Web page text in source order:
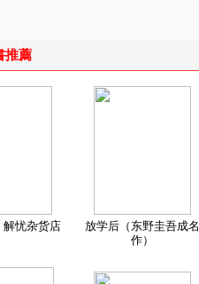
推薦
解忧杂货店
放学后（东野圭吾成名
作）